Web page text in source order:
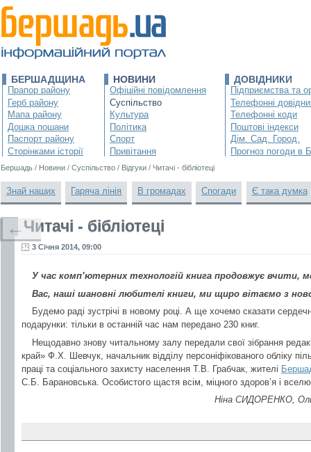
БЕРШАДЩИНА
Прапор району
Герб району
Мапа району
Дошка пошани
Паспорт району
Сторінками історії
НОВИНИ
Офіційні повідомлення
Суспільство
Культура
Політика
Спорт
Привітання
ДОВІДНИКИ
Підприємства та
Телефонні
Телефонні коди
Поштові індекси
Дім. Сад. Город.
Прогноз погоди в
Бершадь / Новини / Суспільство / Відгуки / Читачі - бібліотеці
Знай наших Гаряча лінія В громадах Спогади Є така думка
Читачі - бібліотеці
3 Січня 2014, 09:00
У час комп’ютерних технологій книга продовжує вчити,
Вас, наші шановні любителі книги, ми щиро вітаємо з
Будемо раді зустрічі в новому році. А ще хочемо сказати
подарунки: тільки в останній час нам передано 230 книг.
Нещодавно знову читальному залу передали свої зібрання
край» Ф.Х. Шевчук, начальник відділу персоніфікованого обліку
праці та соціального захисту населення Т.В. Грабчак, жителі
С.Б. Барановська. Особистого щастя всім, міцного здоров’я і
Ніна СИДОРЕНКО,
←